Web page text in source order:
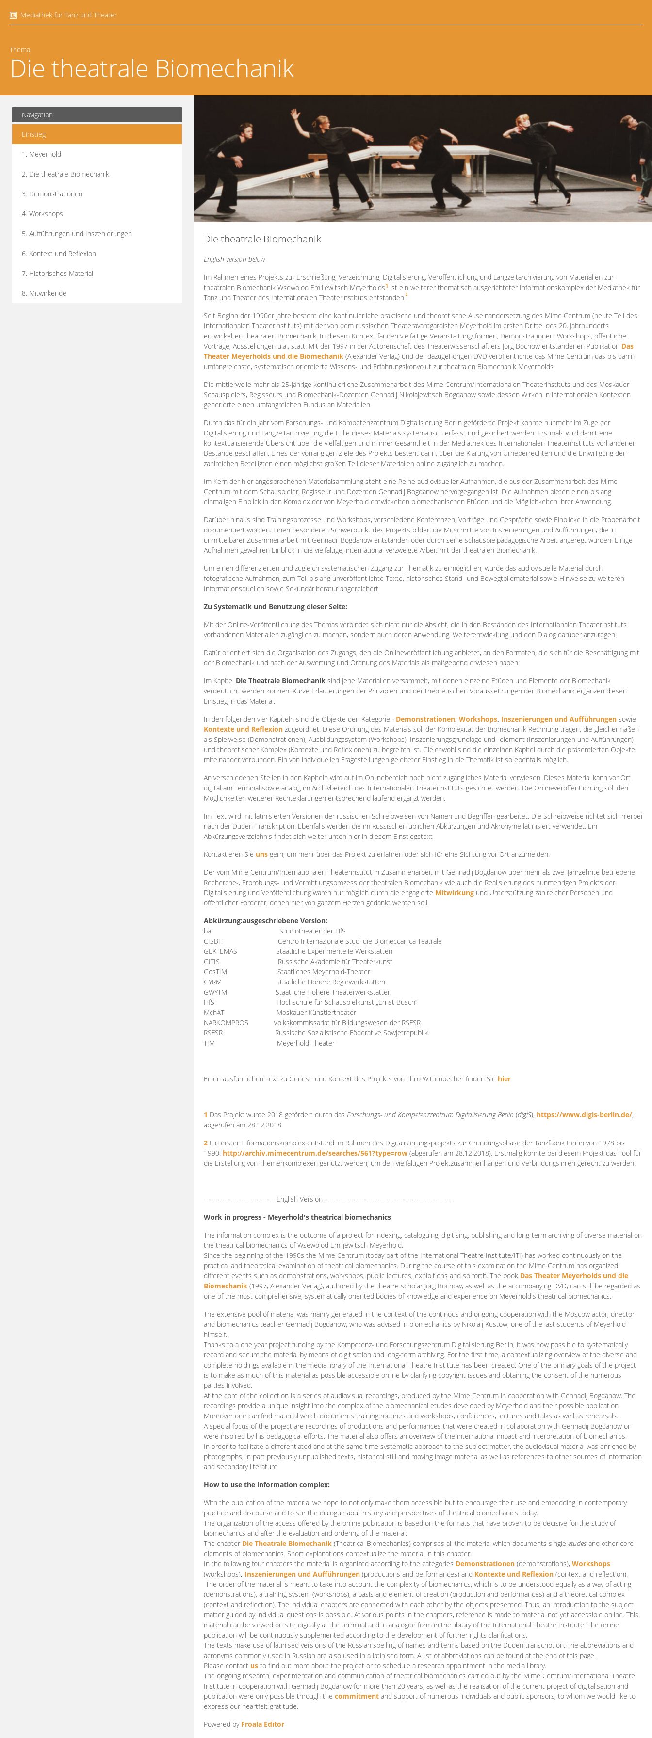
Mediathek für Tanz und Theater
Thema
Die theatrale Biomechanik
Navigation
Einstieg
1. Meyerhold
2. Die theatrale Biomechanik
3. Demonstrationen
4. Workshops
5. Aufführungen und Inszenierungen
6. Kontext und Reflexion
7. Historisches Material
8. Mitwirkende
Die theatrale Biomechanik
English version below
Im Rahmen eines Projekts zur Erschließung, Verzeichnung, Digitalisierung, Veröffentlichung und Langzeitarchivierung von Materialien zur
theatralen Biomechanik Wsewolod Emiljewitsch Meyerholds1 ist ein weiterer thematisch ausgerichteter Informationskomplex der Mediathek für
Tanz und Theater des Internationalen Theaterinstituts entstanden.2
Seit Beginn der 1990er Jahre besteht eine kontinuierliche praktische und theoretische Auseinandersetzung des Mime Centrum (heute Teil des
Internationalen Theaterinstituts) mit der von dem russischen Theateravantgardisten Meyerhold im ersten Drittel des 20. Jahrhunderts
entwickelten theatralen Biomechanik. In diesem Kontext fanden vielfältige Veranstaltungsformen, Demonstrationen, Workshops, öffentliche
Vorträge, Ausstellungen u.a., statt. Mit der 1997 in der Autorenschaft des Theaterwissenschaftlers Jörg Bochow entstandenen Publikation Das
Theater Meyerholds und die Biomechanik (Alexander Verlag) und der dazugehörigen DVD veröffentlichte das Mime Centrum das bis dahin
umfangreichste, systematisch orientierte Wissens- und Erfahrungskonvolut zur theatralen Biomechanik Meyerholds.
Die mittlerweile mehr als 25-jährige kontinuierliche Zusammenarbeit des Mime Centrum/Internationalen Theaterinstituts und des Moskauer
Schauspielers, Regisseurs und Biomechanik-Dozenten Gennadij Nikolajewitsch Bogdanow sowie dessen Wirken in internationalen Kontexten
generierte einen umfangreichen Fundus an Materialien.
Durch das für ein Jahr vom Forschungs- und Kompetenzzentrum Digitalisierung Berlin geförderte Projekt konnte nunmehr im Zuge der
Digitalisierung und Langzeitarchivierung die Fülle dieses Materials systematisch erfasst und gesichert werden. Erstmals wird damit eine
kontextualisierende Übersicht über die vielfältigen und in ihrer Gesamtheit in der Mediathek des Internationalen Theaterinstituts vorhandenen
Bestände geschaffen. Eines der vorrangigen Ziele des Projekts besteht darin, über die Klärung von Urheberrechten und die Einwilligung der
zahlreichen Beteiligten einen möglichst großen Teil dieser Materialien online zugänglich zu machen.
Im Kern der hier angesprochenen Materialsammlung steht eine Reihe audiovisueller Aufnahmen, die aus der Zusammenarbeit des Mime
Centrum mit dem Schauspieler, Regisseur und Dozenten Gennadij Bogdanow hervorgegangen ist. Die Aufnahmen bieten einen bislang
einmaligen Einblick in den Komplex der von Meyerhold entwickelten biomechanischen Etüden und die Möglichkeiten ihrer Anwendung.
Darüber hinaus sind Trainingsprozesse und Workshops, verschiedene Konferenzen, Vorträge und Gespräche sowie Einblicke in die Probenarbeit
dokumentiert worden. Einen besonderen Schwerpunkt des Projekts bilden die Mitschnitte von Inszenierungen und Aufführungen, die in
unmittelbarer Zusammenarbeit mit Gennadij Bogdanow entstanden oder durch seine schauspielpädagogische Arbeit angeregt wurden. Einige
Aufnahmen gewähren Einblick in die vielfältige, international verzweigte Arbeit mit der theatralen Biomechanik.
Um einen differenzierten und zugleich systematischen Zugang zur Thematik zu ermöglichen, wurde das audiovisuelle Material durch
fotografische Aufnahmen, zum Teil bislang unveröffentlichte Texte, historisches Stand- und Bewegtbildmaterial sowie Hinweise zu weiteren
Informationsquellen sowie Sekundärliteratur angereichert.
Zu Systematik und Benutzung dieser Seite:
Mit der Online-Veröffentlichung des Themas verbindet sich nicht nur die Absicht, die in den Beständen des Internationalen Theaterinstituts
vorhandenen Materialien zugänglich zu machen, sondern auch deren Anwendung, Weiterentwicklung und den Dialog darüber anzuregen.
Dafür orientiert sich die Organisation des Zugangs, den die Onlineveröffentlichung anbietet, an den Formaten, die sich für die Beschäftigung mit
der Biomechanik und nach der Auswertung und Ordnung des Materials als maßgebend erwiesen haben:
Im Kapitel Die Theatrale Biomechanik sind jene Materialien versammelt, mit denen einzelne Etüden und Elemente der Biomechanik
verdeutlicht werden können. Kurze Erläuterungen der Prinzipien und der theoretischen Voraussetzungen der Biomechanik ergänzen diesen
Einstieg in das Material.
In den folgenden vier Kapiteln sind die Objekte den Kategorien Demonstrationen, Workshops, Inszenierungen und Aufführungen sowie
Kontexte und Reflexion zugeordnet. Diese Ordnung des Materials soll der Komplexität der Biomechanik Rechnung tragen, die gleichermaßen
als Spielweise (Demonstrationen), Ausbildungssystem (Workshops), Inszenierungsgrundlage und -element (Inszenierungen und Aufführungen)
und theoretischer Komplex (Kontexte und Reflexionen) zu begreifen ist. Gleichwohl sind die einzelnen Kapitel durch die präsentierten Objekte
miteinander verbunden. Ein von individuellen Fragestellungen geleiteter Einstieg in die Thematik ist so ebenfalls möglich.
An verschiedenen Stellen in den Kapiteln wird auf im Onlinebereich noch nicht zugängliches Material verwiesen. Dieses Material kann vor Ort
digital am Terminal sowie analog im Archivbereich des Internationalen Theaterinstituts gesichtet werden. Die Onlineveröffentlichung soll den
Möglichkeiten weiterer Rechteklärungen entsprechend laufend ergänzt werden.
Im Text wird mit latinisierten Versionen der russischen Schreibweisen von Namen und Begriffen gearbeitet. Die Schreibweise richtet sich hierbei
nach der Duden-Transkription. Ebenfalls werden die im Russischen üblichen Abkürzungen und Akronyme latinisiert verwendet. Ein
Abkürzungsverzeichnis findet sich weiter unten hier in diesem Einstiegstext
Kontaktieren Sie uns gern, um mehr über das Projekt zu erfahren oder sich für eine Sichtung vor Ort anzumelden.
Der vom Mime Centrum/Internationalen Theaterinstitut in Zusammenarbeit mit Gennadij Bogdanow über mehr als zwei Jahrzehnte betriebene
Recherche-, Erprobungs- und Vermittlungsprozess der theatralen Biomechanik wie auch die Realisierung des nunmehrigen Projekts der
Digitalisierung und Veröffentlichung waren nur möglich durch die engagierte Mitwirkung und Unterstützung zahlreicher Personen und
öffentlicher Förderer, denen hier von ganzem Herzen gedankt werden soll.
Abkürzung:ausgeschriebene Version:
bat
Studiotheater der HfS
CISBIT
Centro Internazionale Studi die Biomeccanica Teatrale
GEKTEMAS
Staatliche Experimentelle Werkstätten
GITIS
Russische Akademie für Theaterkunst
GosTIM
Staatliches Meyerhold-Theater
GYRM
Staatliche Höhere Regiewerkstätten
GWYTM
Staatliche Höhere Theaterwerkstätten
HfS
Hochschule für Schauspielkunst „Ernst Busch“
MchAT
Moskauer Künstlertheater
NARKOMPROS
Volkskommissariat für Bildungswesen der RSFSR
RSFSR
Russische Sozialistische Föderative Sowjetrepublik
TIM Meyerhold-Theater
Einen ausführlichen Text zu Genese und Kontext des Projekts von Thilo Wittenbecher finden Sie hier
1 Das Projekt wurde 2018 gefördert durch das Forschungs- und Kompetenzzentrum DigitalisierungBerlin (digiS), https://www.digis-berlin.de/,
abgerufen am 28.12.2018.
2 Ein erster Informationskomplex entstand im Rahmen des Digitalisierungsprojekts zur Gründungsphase der Tanzfabrik Berlin von 1978 bis
1990: http://archiv.mimecentrum.de/searches/561?type=row (abgerufen am 28.12.2018). Erstmalig konnte bei diesem Projekt das Tool für
die Erstellung von Themenkomplexen genutzt werden, um den vielfältigen Projektzusammenhängen und Verbindungslinien gerecht zu werden.
------------------------------English Version-----------------------------------------------------
Work in progress - Meyerhold's theatrical biomechanics
The information complex is the outcome of a project for indexing, cataloguing, digitising, publishing and long-term archiving of diverse material on
the theatrical biomechanics of Wsewolod Emiljewitsch Meyerhold.
Since the beginning of the 1990s the Mime Centrum (today part of the International Theatre Institute/ITI) has worked continuously on the
practical and theoretical examination of theatrical biomechanics. During the course of this examination the Mime Centrum has organized
different events such as demonstrations, workshops, public lectures, exhibitions and so forth. The book Das Theater Meyerholds und die
Biomechanik (1997, Alexander Verlag), authored by the theatre scholar Jörg Bochow, as well as the accompanying DVD, can still be regarded as
one of the most comprehensive, systematically oriented bodies of knowledge and experience on Meyerhold's theatrical biomechanics.
The extensive pool of material was mainly generated in the context of the continous and ongoing cooperation with the Moscow actor, director
and biomechanics teacher Gennadij Bogdanow, who was advised in biomechanics by Nikolaij Kustow, one of the last students of Meyerhold
himself.
Thanks to a one year project funding by the Kompetenz- und Forschungszentrum Digitalisierung Berlin, it was now possible to systematically
record and secure the material by means of digitisation and long-term archiving. For the first time, a contextualizing overview of the diverse and
complete holdings available in the media library of the International Theatre Institute has been created. One of the primary goals of the project
is to make as much of this material as possible accessible online by clarifying copyright issues and obtaining the consent of the numerous
parties involved.
At the core of the collection is a series of audiovisual recordings, produced by the Mime Centrum in cooperation with Gennadij Bogdanow. The
recordings provide a unique insight into the complex of the biomechanical etudes developed by Meyerhold and their possible application.
Moreover one can find material which documents training routines and workshops, conferences, lectures and talks as well as rehearsals.
A special focus of the project are recordings of productions and performances that were created in collaboration with Gennadij Bogdanow or
were inspired by his pedagogical efforts. The material also offers an overview of the international impact and interpretation of biomechanics.
In order to facilitate a differentiated and at the same time systematic approach to the subject matter, the audiovisual material was enriched by
photographs, in part previously unpublished texts, historical still and moving image material as well as references to other sources of information
and secondary literature.
How to use the information complex:
With the publication of the material we hope to not only make them accessible but to encourage their use and embedding in contemporary
practice and discourse and to stir the dialogue abut history and perspectives of theatrical biomechanics today.
The organization of the access offered by the online publication is based on the formats that have proven to be decisive for the study of
biomechanics and after the evaluation and ordering of the material:
The chapter Die Theatrale Biomechanik (Theatrical Biomechanics) comprises all the material which documents single etudes and other core
elements of biomechanics. Short explanations contextualize the material in this chapter.
In the following four chapters the material is organized according to the categories Demonstrationen (demonstrations), Workshops
(workshops), Inszenierungen und Aufführungen (productions and performances) and Kontexte und Reflexion (context and reflection).
The order of the material is meant to take into account the complexity of biomechanics, which is to be understood equally as a way of acting
(demonstrations), a training system (workshops), a basis and element of creation (production and performances) and a theoretical complex
(context and reflection). The individual chapters are connected with each other by the objects presented. Thus, an introduction to the subject
matter guided by individual questions is possible. At various points in the chapters, reference is made to material not yet accessible online. This
material can be viewed on site digitally at the terminal and in analogue form in the library of the International Theatre Institute. The online
publication will be continuously supplemented according to the development of further rights clarifications.
The texts make use of latinised versions of the Russian spelling of names and terms based on the Duden transcription. The abbreviations and
acronyms commonly used in Russian are also used in a latinised form. A list of abbreviations can be found at the end of this page.
Please contact us to find out more about the project or to schedule a research appointment in the media library.
The ongoing research, experimentation and communication of theatrical biomechanics carried out by the Mime Centrum/International Theatre
Institute in cooperation with Gennadij Bogdanow for more than 20 years, as well as the realisation of the current project of digitalisation and
publication were only possible through the commitment and support of numerous individuals and public sponsors, to whom we would like to
express our heartfelt gratitude.
Powered by Froala Editor